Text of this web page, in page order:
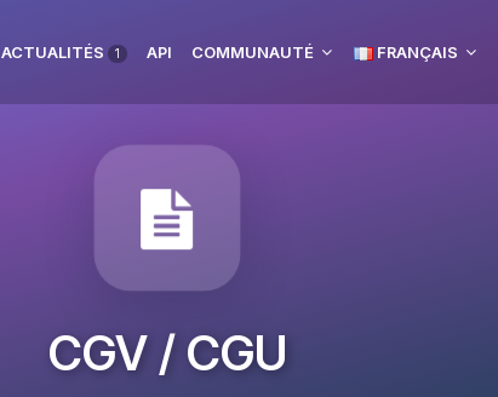
ACTUALITÉS 1 API COMMUNAUTÉ FRANÇAIS
CGV / CGU